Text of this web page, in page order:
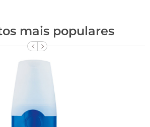
mais populares